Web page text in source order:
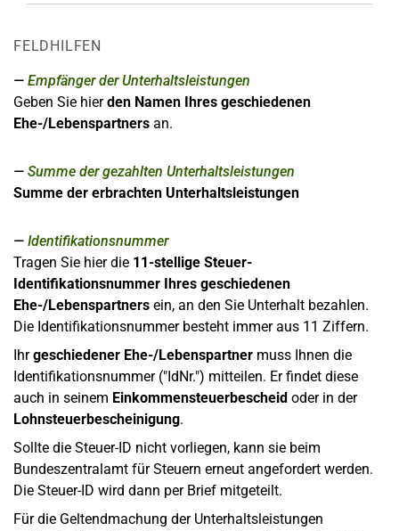
FELDHILFEN
Empfänger der Unterhaltsleistungen
Geben Sie hierden Namen Ihres geschiedenen
Ehe-/Lebenspartners an.
Summe der gezahlten Unterhaltsleistungen
Summe der erbrachten Unterhaltsleistungen
Identifikationsnummer
Tragen Sie hier die 11-stellige Steuer-
Identifikationsnummer Ihres geschiedenen
Ehe-/Lebenspartners ein, an den Sie Unterhalt bezahlen.
Die Identifikationsnummer besteht immer aus 11 Ziffern.
Ihrgeschiedener Ehe-/Lebenspartner muss Ihnen die
Identifikationsnummer ("IdNr.") mitteilen. Er findet diese
auch in seinem Einkommensteuerbescheid oder in der
Lohnsteuerbescheinigung.
Sollte die Steuer-ID nicht vorliegen, kann sie beim
Bundeszentralamt für Steuern erneut angefordert werden.
Die Steuer-ID wird dann per Brief mitgeteilt.
Für die Geltendmachung der Unterhaltsleistungen